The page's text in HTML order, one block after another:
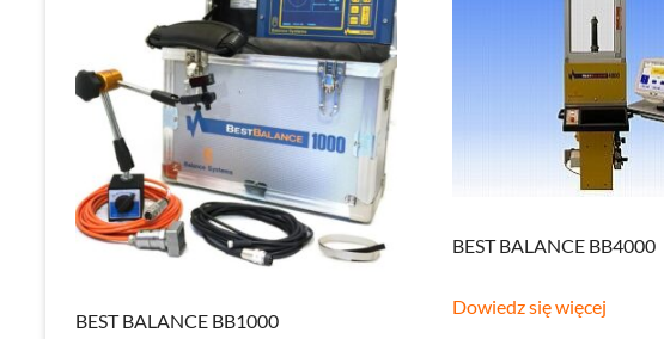
BEST BALANCE BB1000
BEST BALANCE BB4000
Dowiedz się więcej